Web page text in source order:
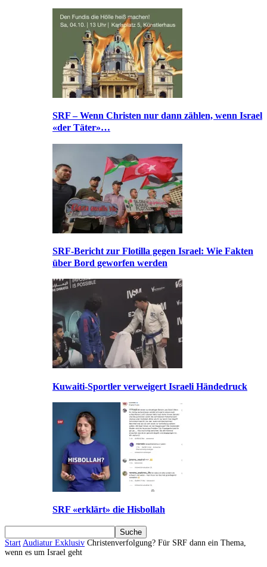
SRF – Wenn Christen nur dann zählen, wenn Israel
«der Täter»…
SRF-Bericht zur Flotilla gegen Israel: Wie Fakten
über Bord geworfen werden
Kuwaiti-Sportler verweigert Israeli Händedruck
SRF «erklärt» die Hisbollah
Start Audiatur Exklusiv Christenverfolgung? Für SRF dann ein Thema,
wenn es um Israel geht